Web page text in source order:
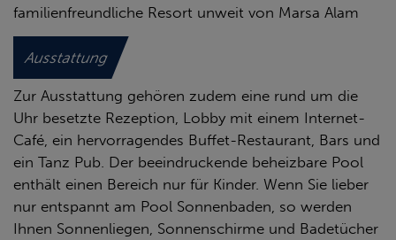
familienfreundliche Resort unweit von Marsa Alam
Ausstattung
Zur Ausstattung gehören zudem eine rund um die
Uhr besetzte Rezeption, Lobby mit einem Internet-
Café, ein hervorragendes Buffet-Restaurant, Bars und
ein Tanz Pub. Der beeindruckende beheizbare Pool
enthält einen Bereich nur für Kinder. Wenn Sie lieber
nur entspannt am Pool Sonnenbaden, so werden
Ihnen Sonnenliegen, Sonnenschirme und Badetücher